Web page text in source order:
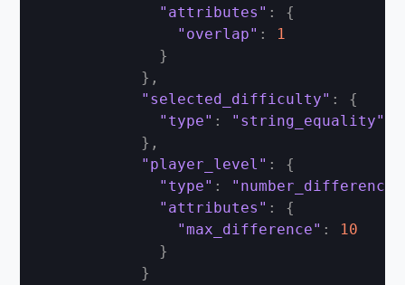
"attributes" :
{
"overlap" :
1
}
} ,
"selected_difficulty" :
{
"type" :
"string_equality"
} ,
"player_level" :
{
"type" : "number_difference"
"attributes" :
{
"max_difference" :
10
}
}